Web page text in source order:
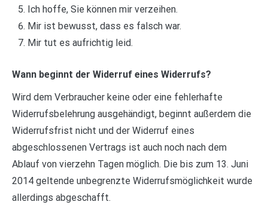
Ich hoffe, Sie können mir verzeihen.
Mir ist bewusst, dass es falsch war.
Mir tut es aufrichtig leid.
Wann beginnt der Widerruf eines Widerrufs?
Wird dem Verbraucher keine oder eine fehlerhafte
Widerrufsbelehrung ausgehändigt, beginnt außerdem die
Widerrufsfrist nicht und der Widerruf eines
abgeschlossenen Vertrags ist auch noch nach dem
Ablauf von vierzehn Tagen möglich. Die bis zum 13. Juni
2014 geltende unbegrenzte Widerrufsmöglichkeit wurde
allerdings abgeschafft.